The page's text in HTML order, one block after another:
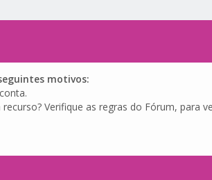
motivos:
Verifique as regras do Fórum, para